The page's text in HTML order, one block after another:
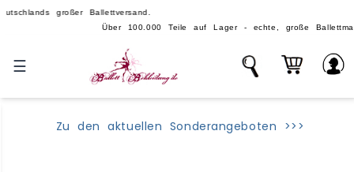
großer Ballettversand.
Über 100.000 Teile auf Lager - echte, große Ballettmarken ❤️ für
☰
Zu den aktuellen Sonderangeboten >>>